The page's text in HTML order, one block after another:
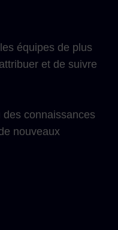
équipes de plus
et de suivre
connaissances
nouveaux